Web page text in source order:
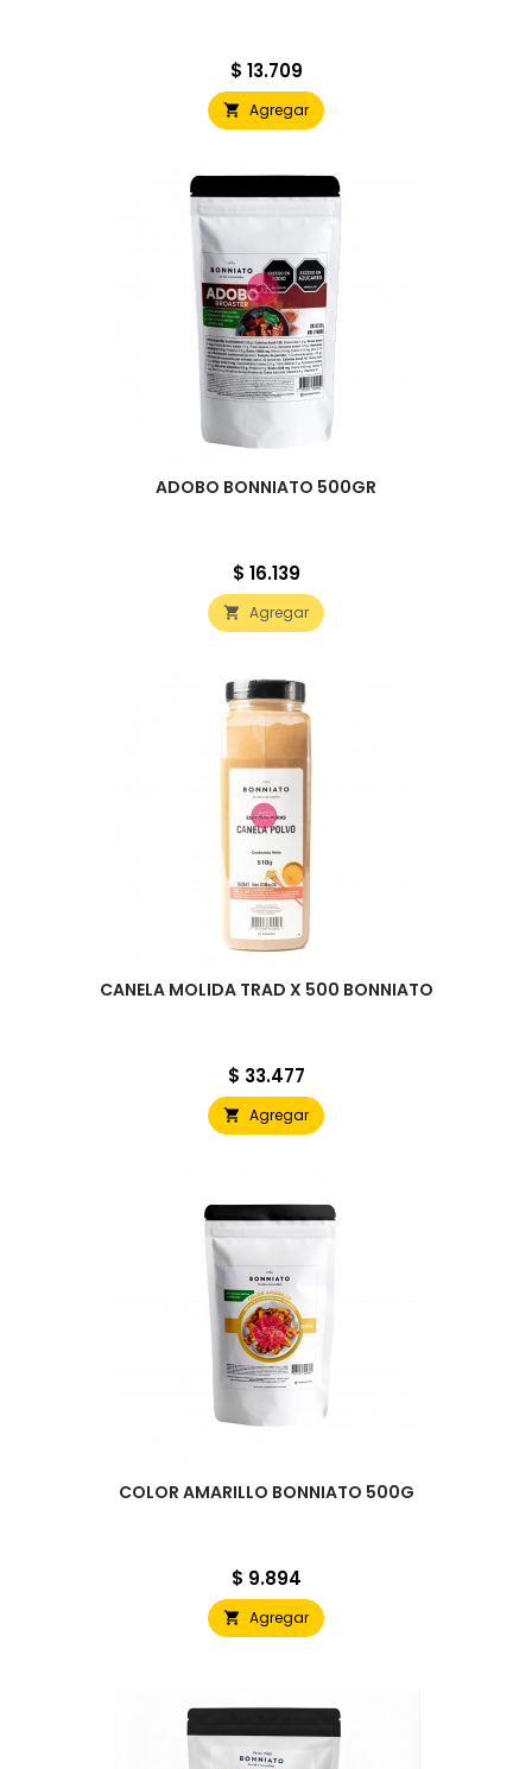
Precio
$ 13.709
 Agregar
ADOBO BONNIATO 500GR
Precio
$ 16.139
 Agregar
CANELA MOLIDA TRAD X 500 BONNIATO
Precio
$ 33.477
 Agregar
COLOR AMARILLO BONNIATO 500G
Precio
$ 9.894
 Agregar